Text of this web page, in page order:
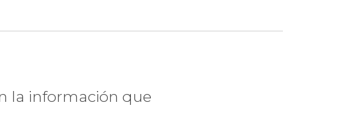
la información que